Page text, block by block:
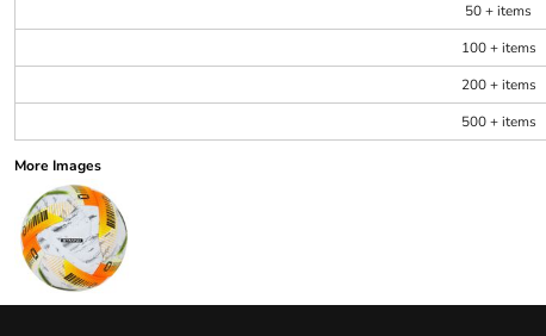
50 + items
100 + items
200 + items
500 + items
More Images